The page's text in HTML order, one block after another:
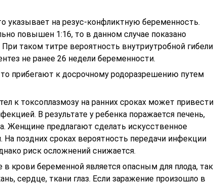
указывает на резус-конфликтную беременность.
повышен 1:16, то в данном случае показано
таком титре вероятность внутриутробной гибели
не ранее 26 недели беременности.
то прибегают к досрочному родоразрешению путем
к токсоплазмозу на ранних сроках может привести
В результате у ребенка поражается печень,
Женщине предлагают сделать искусственное
поздних сроках вероятность передачи инфекции
риск осложнений снижается.
в крови беременной является опасным для плода, так
сердце, ткани глаз. Если заражение произошло в